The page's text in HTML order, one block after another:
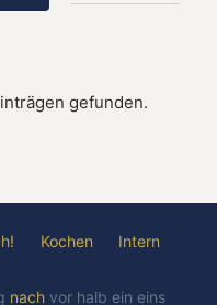
gefunden.
Kochen Intern
nach vor halb ein eins